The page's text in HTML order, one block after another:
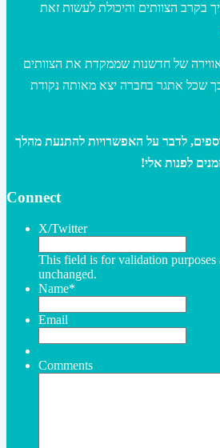
בקרב הצוותים והיכולת לעשות זאת
של חדשנות שממקדת את הצוותים
שכל אתגר בחברה יצא מאותה נקודת
לדבר על האפשרויות להתנעת מהלך
לפנות אלי!
Connect
X/Twitter
This field is for validation purposes
unchanged.
Name*
Email
Comments